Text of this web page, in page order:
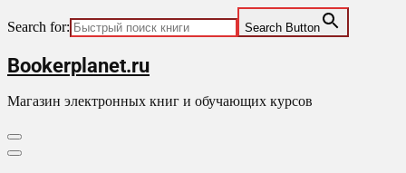
Search for: Search Button
Skip
to
content
Bookerplanet.ru
Магазин электронных книг и обучающих курсов
Primary
Menu